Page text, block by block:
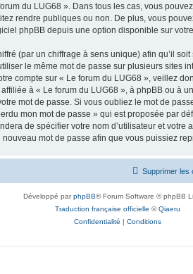
du LUG68 ». Dans tous les cas, vous
rendre publiques ou non. De plus, vous
phpBB depuis une option disponible sur
(par un chiffrage à sens unique) afin qu’il
le même mot de passe sur plusieurs sites
compte sur « Le forum du LUG68 », veillez
à « Le forum du LUG68 », à phpBB ou à
mot de passe. Si vous oubliez le mot de
mon mot de passe » qui est proposée par
de spécifier votre nom d’utilisateur et votre
mot de passe afin que vous puissiez
Supprimer les
Développé parphpBB® Forum Software © phpBB
Traduction française officielle ©Qiaeru
Confidentialité | Conditions